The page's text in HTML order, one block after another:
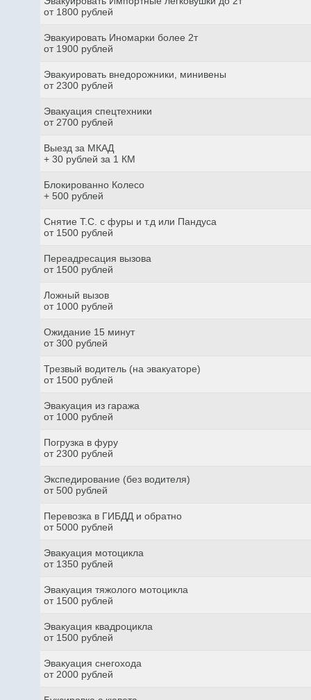
от 1800 рублей
Эвакуировать Иномарки более 2т
от 1900 рублей
Эвакуировать внедорожники, минивены
от 2300 рублей
Эвакуация спецтехники
от 2700 рублей
Выезд за МКАД
+ 30 рублей за 1 КМ
Блокированно Колесо
+ 500 рублей
Снятие Т.С. с фуры и т.д или Пандуса
от 1500 рублей
Переадресация вызова
от 1500 рублей
Ложный вызов
от 1000 рублей
Ожидание 15 минут
от 300 рублей
Трезвый водитель (на эвакуаторе)
от 1500 рублей
Эвакуация из гаража
от 1000 рублей
Погрузка в фуру
от 2300 рублей
Экспедирование (без водителя)
от 500 рублей
Перевозка в ГИБДД и обратно
от 5000 рублей
Эвакуация мотоцикла
от 1350 рублей
Эвакуация тяжолого мотоцикла
от 1500 рублей
Эвакуация квадроцикла
от 1500 рублей
Эвакуация снегохода
от 2000 рублей